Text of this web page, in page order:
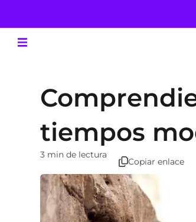
tiempos
3 min de lectura
Copiar enlace